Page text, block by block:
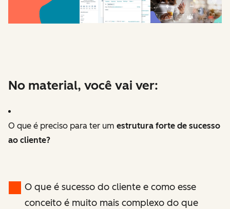
No material, você vai ver:
O que é preciso para ter um estrutura forte de sucesso
ao cliente?
O que é sucesso do cliente e como esse
conceito é muito mais complexo do que